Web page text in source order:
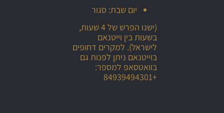
יום שבת: סגור
(ישנו הפרש של 4 שעות,
בשעות בין וייטנאם
לישראל). למקרים דחופים
בוייטנאם ניתן לפנות גם
בוואטסאפ למספר:
+84939494301